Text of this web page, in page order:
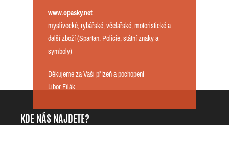
KDE NÁS NAJDETE?
www.opasky.net
myslivecké, rybářské, včelařské, motoristické a
další zboží (Spartan, Policie, státní znaky a
symboly)
Děkujeme za Vaši přízeň a pochopení
Libor Filák